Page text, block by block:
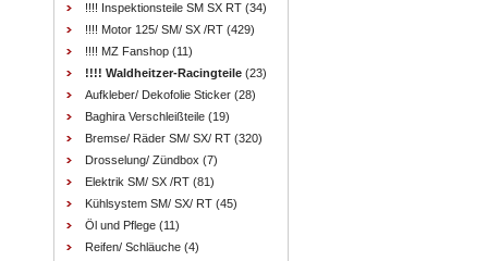
!!!! Inspektionsteile SM SX RT (34)
!!!! Motor 125/ SM/ SX /RT (429)
!!!! MZ Fanshop (11)
!!!! Waldheitzer-Racingteile (23)
Aufkleber/ Dekofolie Sticker (28)
Baghira Verschleißteile (19)
Bremse/ Räder SM/ SX/ RT (320)
Drosselung/ Zündbox (7)
Elektrik SM/ SX /RT (81)
Kühlsystem SM/ SX/ RT (45)
Öl und Pflege (11)
Reifen/ Schläuche (4)